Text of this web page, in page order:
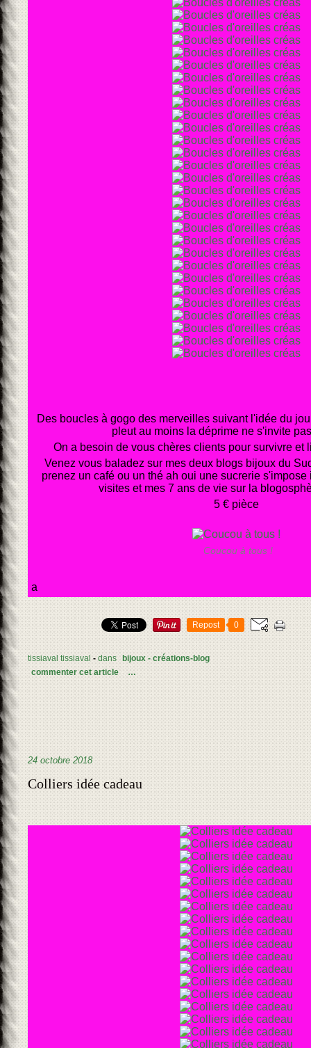
Des boucles à gogo des merveilles suivant l'idée du
pleut au moins la déprime ne s'invite
On a besoin de vous chères clients pour survivre et
Venez vous baladez sur mes deux blogs bijoux du
prenez un café ou un thé ah oui une sucrerie
visites et mes 7 ans de vie sur la
5 € pièce
Coucou à tous !
a
Repost 0
tissiaval tissiaval - dans
bijoux - créations-blog
commenter cet article
…
24 octobre 2018
Colliers idée cadeau